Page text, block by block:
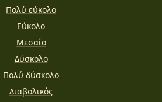
Πολύ εύκολο
Εύκολο
Μεσαίο
Δύσκολο
Πολύ δύσκολο
Διαβολικός